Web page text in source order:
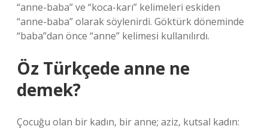
“anne-baba” ve “koca-karı” kelimeleri eskiden
“anne-baba” olarak söylenirdi. Göktürk döneminde
“baba”dan önce “anne” kelimesi kullanılırdı.
Öz Türkçede anne ne
demek?
Çocuğu olan bir kadın, bir anne; aziz, kutsal kadın: